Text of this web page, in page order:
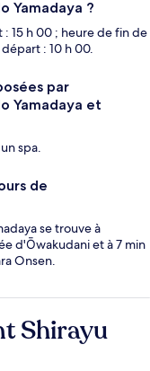
Yamadaya ?
15 h 00 ; heure de fin de
: 10 h 00.
par
Yamadaya et
spa.
de
se trouve à
d'Ōwakudani et à 7 min
Onsen.
Shirayu